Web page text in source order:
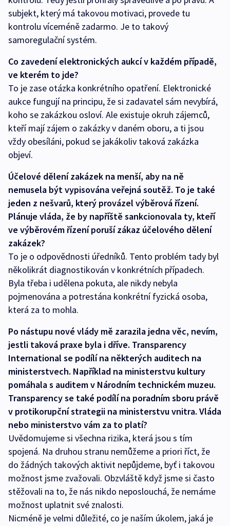
subjekt, který má takovou motivaci, provede tu
kontrolu víceméně zadarmo. Je to takový
samoregulační systém.
Co zavedení elektronických aukcí v každém případě,
ve kterém to jde?
To je zase otázka konkrétního opatření. Elektronické
aukce fungují na principu, že si zadavatel sám nevybírá,
koho se zakázkou osloví. Ale existuje okruh zájemců,
kteří mají zájem o zakázky v daném oboru, a ti jsou
vždy obesíláni, pokud se jakákoliv taková zakázka
objeví.
Účelové dělení zakázek na menší, aby na ně
nemusela být vypisována veřejná soutěž. To je také
jeden z nešvarů, který provázel výběrová řízení.
Plánuje vláda, že by napříště sankcionovala ty, kteří
ve výběrovém řízení poruší zákaz účelového dělení
zakázek?
To je o odpovědnosti úředníků. Tento problém tady byl
několikrát diagnostikován v konkrétních případech.
Byla třeba i udělena pokuta, ale nikdy nebyla
pojmenována a potrestána konkrétní fyzická osoba,
která za to mohla.
Po nástupu nové vlády mě zarazila jedna věc, nevím,
jestli taková praxe byla i dříve. Transparency
International se podílí na některých auditech na
ministerstvech. Například na ministerstvu kultury
pomáhala s auditem v Národním technickém muzeu.
Transparency se také podílí na poradním sboru právě
v protikorupční strategii na ministerstvu vnitra. Vláda
nebo ministerstvo vám za to platí?
Uvědomujeme si všechna rizika, která jsou s tím
spojená. Na druhou stranu nemůžeme a priori říct, že
do žádných takových aktivit nepůjdeme, byť i takovou
možnost jsme zvažovali. Obzvláště když jsme si často
stěžovali na to, že nás nikdo neposlouchá, že nemáme
možnost uplatnit své znalosti.
Nicméně je velmi důležité, co je naším úkolem, jaká je